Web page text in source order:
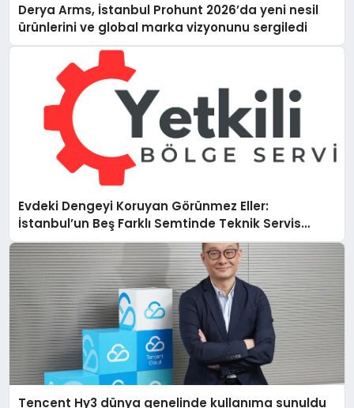
Derya Arms, İstanbul Prohunt 2026’da yeni nesil
ürünlerini ve global marka vizyonunu sergiledi
Evdeki Dengeyi Koruyan Görünmez Eller:
İstanbul’un Beş Farklı Semtinde Teknik Servis
Gerçeği
Tencent Hy3 dünya genelinde kullanıma sunuldu